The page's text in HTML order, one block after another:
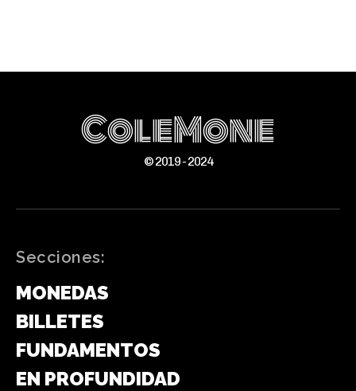
ColeMone
© 2019 - 2024
Secciones:
MONEDAS
BILLETES
FUNDAMENTOS
EN PROFUNDIDAD